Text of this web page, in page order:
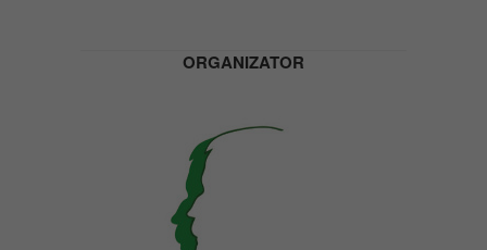
ORGANIZATOR